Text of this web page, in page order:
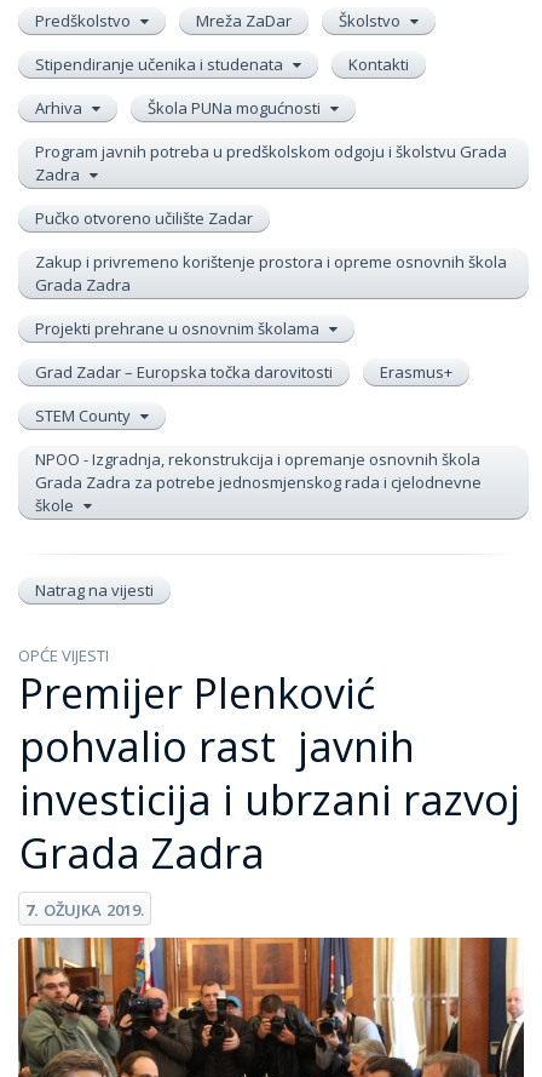
Predškolstvo
Mreža ZaDar
Školstvo
Stipendiranje učenika i studenata
Kontakti
Arhiva
Škola PUNa mogućnosti
Program javnih potreba u predškolskom odgoju i školstvu Grada
Zadra
Pučko otvoreno učilište Zadar
Zakup i privremeno korištenje prostora i opreme osnovnih škola
Grada Zadra
Projekti prehrane u osnovnim školama
Grad Zadar – Europska točka darovitosti
Erasmus+
STEM County
NPOO - Izgradnja, rekonstrukcija i opremanje osnovnih škola
Grada Zadra za potrebe jednosmjenskog rada i cjelodnevne
škole
Natrag na vijesti
OPĆE VIJESTI
Premijer Plenković
pohvalio rast javnih
investicija i ubrzani razvoj
Grada Zadra
7. OŽUJKA 2019.